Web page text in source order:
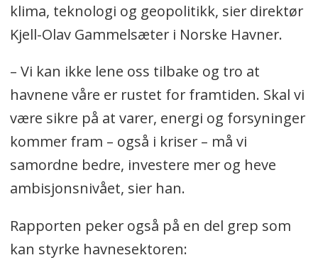
klima, teknologi og geopolitikk, sier direktør
Kjell-Olav Gammelsæter i Norske Havner.
– Vi kan ikke lene oss tilbake og tro at
havnene våre er rustet for framtiden. Skal vi
være sikre på at varer, energi og forsyninger
kommer fram – også i kriser – må vi
samordne bedre, investere mer og heve
ambisjonsnivået, sier han.
Rapporten peker også på en del grep som
kan styrke havnesektoren: